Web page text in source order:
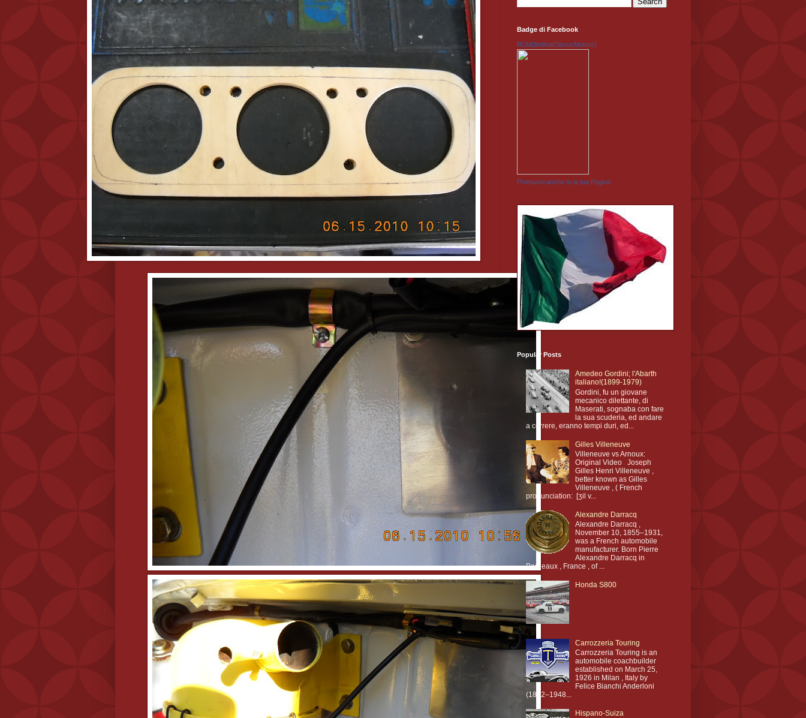
Badge di Facebook
BCM(BellinaClassicMotors)
Promuovi anche tu la tua Pagina
Popular Posts
Amedeo Gordini; l'Abarth
italiano!(1899-1979)
Gordini, fu un giovane
mecanico dilettante, di
Maserati, sognaba con fare
la sua scuderia, ed andare
a correre, eranno tempi duri, ed...
Gilles Villeneuve
Villeneuve vs Arnoux:
Original Video Joseph
Gilles Henri Villeneuve ,
better known as Gilles
Villeneuve , ( French
pronunciation: [ʒil v...
Alexandre Darracq
Alexandre Darracq ,
November 10, 1855–1931,
was a French automobile
manufacturer. Born Pierre
Alexandre Darracq in
Bordeaux , France , of ...
Honda S800
Carrozzeria Touring
Carrozzeria Touring is an
automobile coachbuilder
established on March 25,
1926 in Milan , Italy by
Felice Bianchi Anderloni
(1882–1948...
Hispano-Suiza